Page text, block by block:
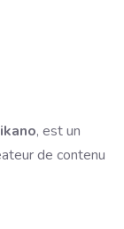
, est un
de contenu